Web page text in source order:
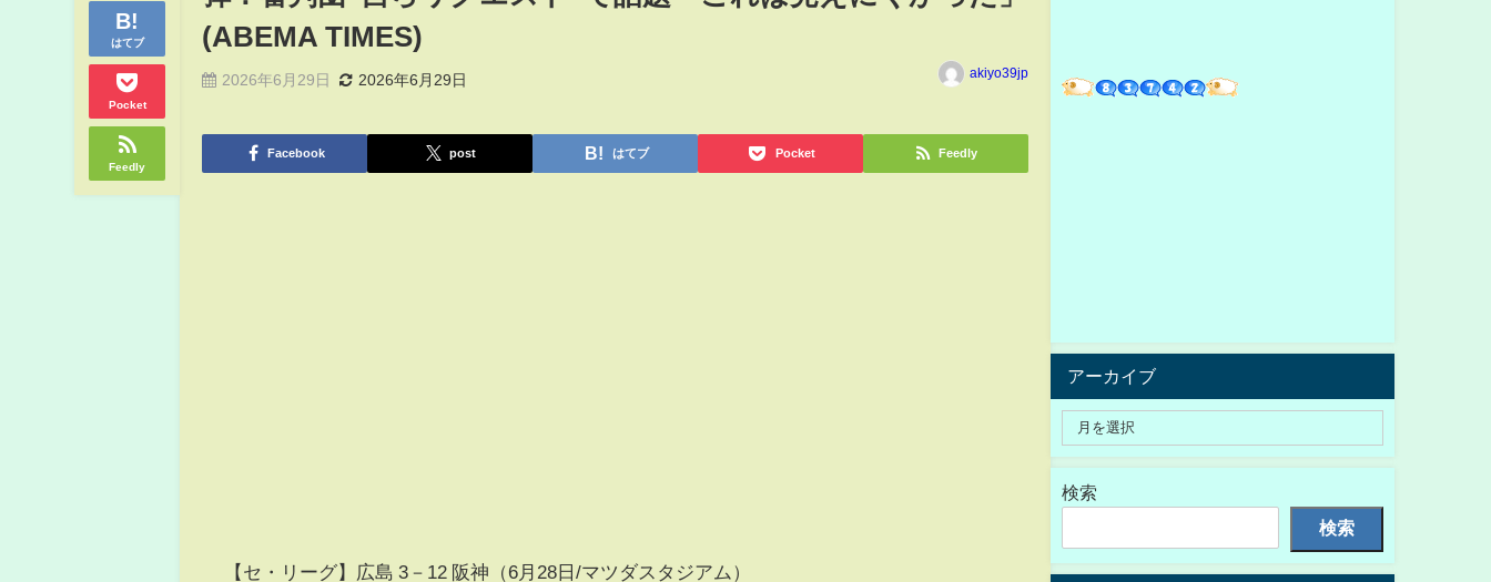
はてブ
Pocket
Feedly
(ABEMA TIMES)
2026年6月29日 2026年6月29日 akiyo39jp
Facebook post はてブ Pocket Feedly
【セ・リーグ】広島 3－12 阪神（6月28日/マツダスタジアム）
アーカイブ
検索
検索